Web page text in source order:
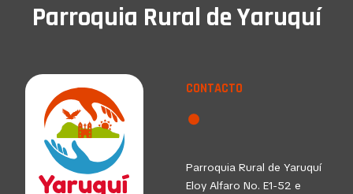
Parroquia Rural de Yaruquí
CONTACTO
Parroquia Rural de Yaruquí
Eloy Alfaro No. E1-52 e